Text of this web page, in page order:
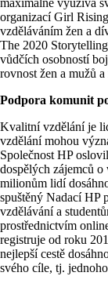
maximálně využívá
organizací Girl
vzděláváním žen a
The 2020
vůdčích osobností
rovnost žen a mužů
Podpora komunit
Kvalitní vzdělání je
vzdělání mohou
Společnost HP
dospělých zájemců
milionům lidí
spuštěný Nadací HP
vzdělávání a
prostřednictvím
registruje od roku
nejlepší cestě
svého cíle, tj.